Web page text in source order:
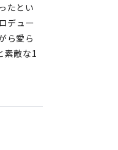
たとい
デュー
ら愛ら
素敵な1